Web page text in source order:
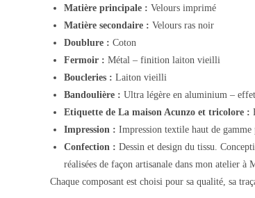
Matière principale : Velours imprimé
Matière secondaire : Velours ras noir
Doublure : Coton
Fermoir : Métal – finition laiton vieilli
Boucleries : Laiton vieilli
Bandoulière : Ultra légère en aluminium –
Etiquette de La maison Acunzo et tricolore :
Impression : Impression textile haut de
Confection : Dessin et design du tissu.
réalisées de façon artisanale dans mon atelier à
Chaque composant est choisi pour sa qualité, sa